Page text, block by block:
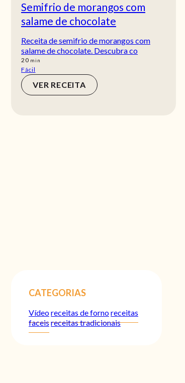
Semifrio de morangos com
salame de chocolate
Receita de semifrio de morangos com
salame de chocolate. Descubra co
20min
min
Fácil
VER RECEITA
CATEGORIAS
Vídeoreceitas de fornoreceitas
faceisreceitas tradicionais